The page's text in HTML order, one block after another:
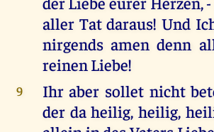
aller Tat daraus! Und
nirgends amen denn
reinen Liebe!
9
Ihr aber sollet nicht
der da heilig, heilig,